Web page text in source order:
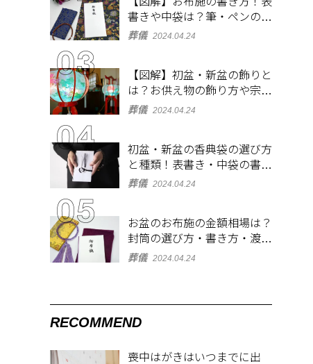
書きや中袋は？筆・ペンのマ
ナーとよくあるQ&A集
葬儀 2024.04.24
【図解】初盆・新盆の飾りと
は？お供え物の飾り方や宗派
ごとの違いを解説！
葬儀 2024.04.24
初盆・新盆の香典袋の選び方
と種類！表書き・中袋の書き
方、お札の入れ方も
葬儀 2024.04.24
お盆のお布施の金額相場は？
封筒の選び方・書き方・渡し
方も解説
葬儀 2024.04.24
RECOMMEND
喪中はがきはいつまでに出